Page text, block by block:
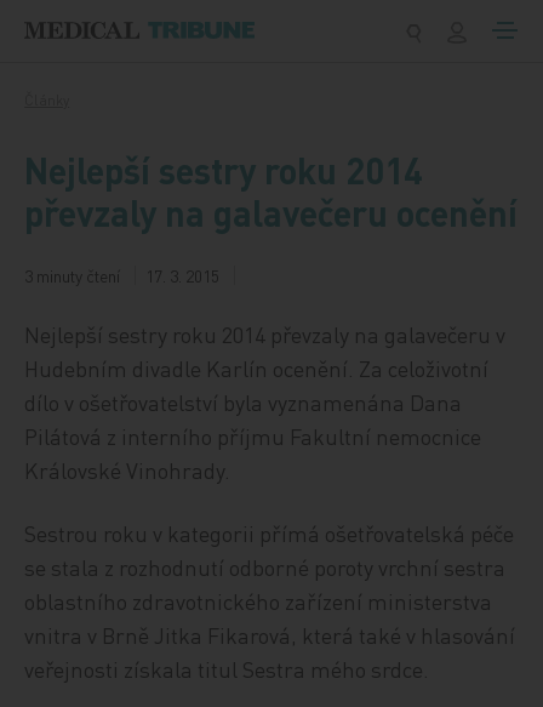
Nejlepší sestry roku 2014
převzaly na galavečeru ocenění
3 minuty čtení 17. 3. 2015
Nejlepší sestry roku 2014 převzaly na galavečeru v
Hudebním divadle Karlín ocenění. Za celoživotní
dílo v ošetřovatelství byla vyznamenána Dana
Pilátová z interního příjmu Fakultní nemocnice
Královské Vinohrady.
Sestrou roku v kategorii přímá ošetřovatelská péče
se stala z rozhodnutí odborné poroty vrchní sestra
oblastního zdravotnického zařízení ministerstva
vnitra v Brně Jitka Fikarová, která také v hlasování
veřejnosti získala titul Sestra mého srdce.